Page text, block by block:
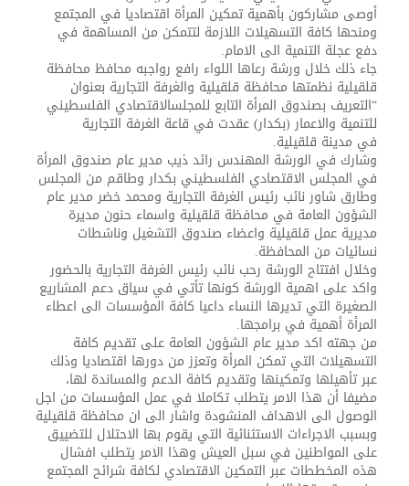
أوصى مشاركون بأهمية تمكين المرأة اقتصاديا في المجتمع
ومنحها كافة التسهيلات اللازمة لتتمكن من المساهمة في
دفع عجلة التنمية الى الامام.
جاء ذلك خلال ورشة رعاها اللواء رافع رواجبه محافظ محافظة
قلقيلية نظمتها محافظة قلقيلية والغرفة التجارية بعنوان
“التعريف بصندوق المرأة التابع للمجلسالاقتصادي الفلسطيني
للتنمية والاعمار (بكدار) عقدت في قاعة الغرفة التجارية
في مدينة قلقيلية.
وشارك في الورشة المهندس رائد ذيب مدير عام صندوق المرأة
في المجلس الاقتصادي الفلسطيني بكدار وطاقم من المجلس
وطارق شاور نائب رئيس الغرفة التجارية ومحمد خضر مدير عام
الشؤون العامة في محافظة قلقيلية واسماء حنون مديرة
مديرية عمل قلقيلية واعضاء صندوق التشغيل وناشطات
نسائيات من المحافظة.
وخلال افتتاح الورشة رحب نائب رئيس الغرفة التجارية بالحضور
واكد على اهمية الورشة كونها تأتي في سياق دعم المشاريع
الصغيرة التي تديرها النساء داعيا كافة المؤسسات الى اعطاء
المرأة أهمية في برامجها.
من جهته اكد مدير عام الشؤون العامة على تقديم كافة
التسهيلات التي تمكن المرأة وتعزز من دورها اقتصاديا وذلك
عبر تأهيلها وتمكينها وتقديم كافة الدعم والمساندة لها،
مضيفا أن هذا الامر يتطلب تكاملا في عمل المؤسسات من اجل
الوصول الى الاهداف المنشودة واشار الى ان محافظة قلقيلية
وبسبب الاجراءات الاستثنائية التي يقوم بها الاحتلال للتضييق
على المواطنين في سبل العيش وهذا الامر يتطلب افشال
هذه المخططات عبر التمكين الاقتصادي لكافة شرائح المجتمع